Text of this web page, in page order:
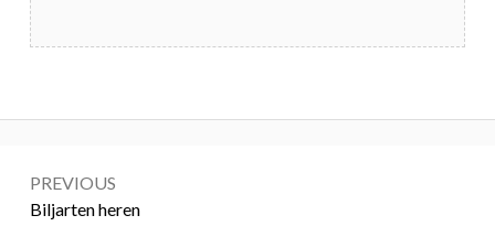
navigatie
PREVIOUS
Previous:
Biljarten heren